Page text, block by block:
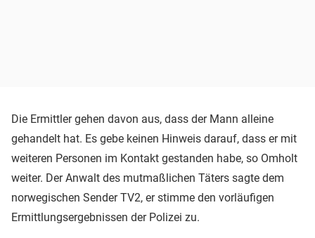
Die Ermittler gehen davon aus, dass der Mann alleine
gehandelt hat. Es gebe keinen Hinweis darauf, dass er mit
weiteren Personen im Kontakt gestanden habe, so Omholt
weiter. Der Anwalt des mutmaßlichen Täters sagte dem
norwegischen Sender TV2, er stimme den vorläufigen
Ermittlungsergebnissen der Polizei zu.